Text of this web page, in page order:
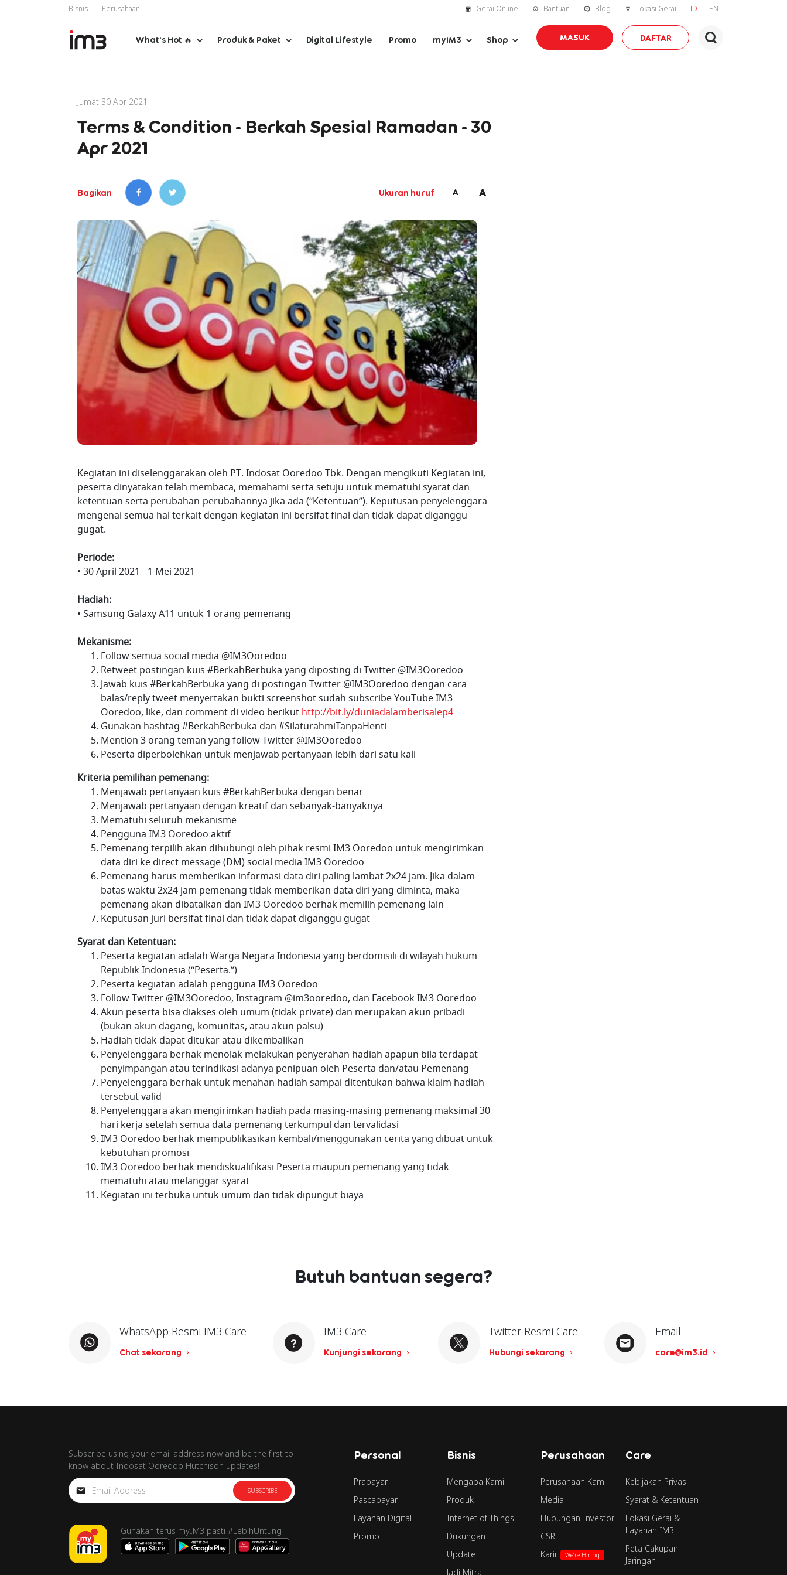
Bisnis Perusahaan Gerai Online Bantuan Blog Lokasi Gerai ID EN
What’s Hot 🔥 Produk & Paket Digital Lifestyle Promo myIM3 Shop MASUK DAFTAR
Jumat 30 Apr 2021
Terms & Condition - Berkah Spesial Ramadan - 30
Apr 2021
Bagikan Ukuran huruf A A
Kegiatan ini diselenggarakan oleh PT. Indosat Ooredoo Tbk. Dengan mengikuti Kegiatan ini,
peserta dinyatakan telah membaca, memahami serta setuju untuk mematuhi syarat dan
ketentuan serta perubahan-perubahannya jika ada (“Ketentuan”). Keputusan penyelenggara
mengenai semua hal terkait dengan kegiatan ini bersifat final dan tidak dapat diganggu
gugat.
Periode:
• 30 April 2021 - 1 Mei 2021
Hadiah:
• Samsung Galaxy A11 untuk 1 orang pemenang
Mekanisme:
Follow semua social media @IM3Ooredoo
Retweet postingan kuis #BerkahBerbuka yang diposting di Twitter @IM3Ooredoo
Jawab kuis #BerkahBerbuka yang di postingan Twitter @IM3Ooredoo dengan cara
balas/reply tweet menyertakan bukti screenshot sudah subscribe YouTube IM3
Ooredoo, like, dan comment di video berikut http://bit.ly/duniadalamberisalep4
Gunakan hashtag #BerkahBerbuka dan #SilaturahmiTanpaHenti
Mention 3 orang teman yang follow Twitter @IM3Ooredoo
Peserta diperbolehkan untuk menjawab pertanyaan lebih dari satu kali
Kriteria pemilihan pemenang:
Menjawab pertanyaan kuis #BerkahBerbuka dengan benar
Menjawab pertanyaan dengan kreatif dan sebanyak-banyaknya
Mematuhi seluruh mekanisme
Pengguna IM3 Ooredoo aktif
Pemenang terpilih akan dihubungi oleh pihak resmi IM3 Ooredoo untuk mengirimkan
data diri ke direct message (DM) social media IM3 Ooredoo
Pemenang harus memberikan informasi data diri paling lambat 2x24 jam. Jika dalam
batas waktu 2x24 jam pemenang tidak memberikan data diri yang diminta, maka
pemenang akan dibatalkan dan IM3 Ooredoo berhak memilih pemenang lain
Keputusan juri bersifat final dan tidak dapat diganggu gugat
Syarat dan Ketentuan:
Peserta kegiatan adalah Warga Negara Indonesia yang berdomisili di wilayah hukum
Republik Indonesia (“Peserta.”)
Peserta kegiatan adalah pengguna IM3 Ooredoo
Follow Twitter @IM3Ooredoo, Instagram @im3ooredoo, dan Facebook IM3 Ooredoo
Akun peserta bisa diakses oleh umum (tidak private) dan merupakan akun pribadi
(bukan akun dagang, komunitas, atau akun palsu)
Hadiah tidak dapat ditukar atau dikembalikan
Penyelenggara berhak menolak melakukan penyerahan hadiah apapun bila terdapat
penyimpangan atau terindikasi adanya penipuan oleh Peserta dan/atau Pemenang
Penyelenggara berhak untuk menahan hadiah sampai ditentukan bahwa klaim hadiah
tersebut valid
Penyelenggara akan mengirimkan hadiah pada masing-masing pemenang maksimal 30
hari kerja setelah semua data pemenang terkumpul dan tervalidasi
IM3 Ooredoo berhak mempublikasikan kembali/menggunakan cerita yang dibuat untuk
kebutuhan promosi
IM3 Ooredoo berhak mendiskualifikasi Peserta maupun pemenang yang tidak
mematuhi atau melanggar syarat
Kegiatan ini terbuka untuk umum dan tidak dipungut biaya
Butuh bantuan segera?
WhatsApp Resmi IM3 Care
Chat sekarang
IM3 Care
Kunjungi sekarang
Twitter Resmi Care
Hubungi sekarang
Email
care@im3.id
Subscribe using your email address now and be the first to
know about Indosat Ooredoo Hutchison updates!
SUBSCRIBE
Gunakan terus myIM3 pasti #LebihUntung
Personal
Prabayar
Pascabayar
Layanan Digital
Promo
Bisnis
Mengapa Kami
Produk
Internet of Things
Dukungan
Update
Jadi Mitra
Perusahaan
Perusahaan Kami
Media
Hubungan Investor
CSR
Karir
We're Hiring
Care
Kebijakan Privasi
Syarat & Ketentuan
Lokasi Gerai &
Layanan IM3
Peta Cakupan
Jaringan